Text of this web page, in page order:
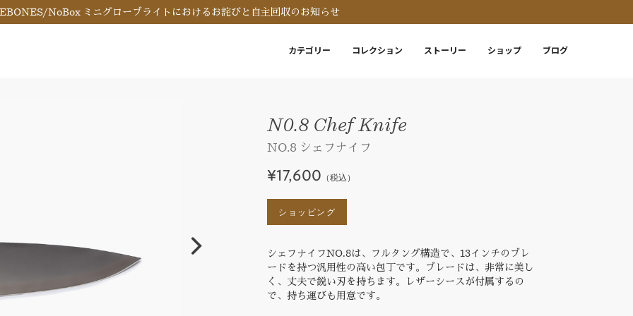
NoBox ミニグローブライトにおけるお詫びと自主回収のお知らせ
カテゴリー コレクション ストーリー ショップ ブログ
N0.8 Chef Knife
NO.8 シェフナイフ
¥17,600 （税込）
ショッピング
シェフナイフNO.8は、フルタング構造で、13インチのブレ
ードを持つ汎用性の高い包丁です。ブレードは、非常に美し
く、丈夫で鋭い刃を持ちます。レザーシースが付属するの
で、持ち運びも用意です。